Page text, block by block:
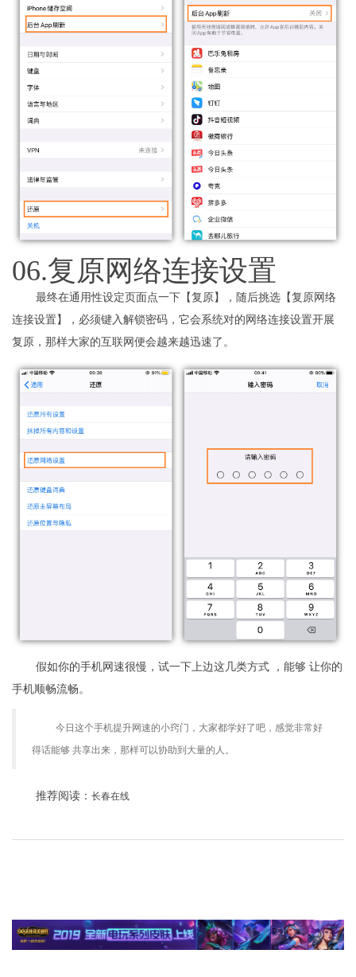
06.复原网络连接设置
最终在通用性设定页面点一下【复原】，随后挑选【复原网络
连接设置】，必须键入解锁密码，它会系统对的网络连接设置开展
复原，那样大家的互联网便会越来越迅速了。
假如你的手机网速很慢，试一下上边这几类方式 ，能够 让你的
手机顺畅流畅。
今日这个手机提升网速的小窍门，大家都学好了吧，感觉非常好
得话能够 共享出来，那样可以协助到大量的人。
推荐阅读： 长春在线